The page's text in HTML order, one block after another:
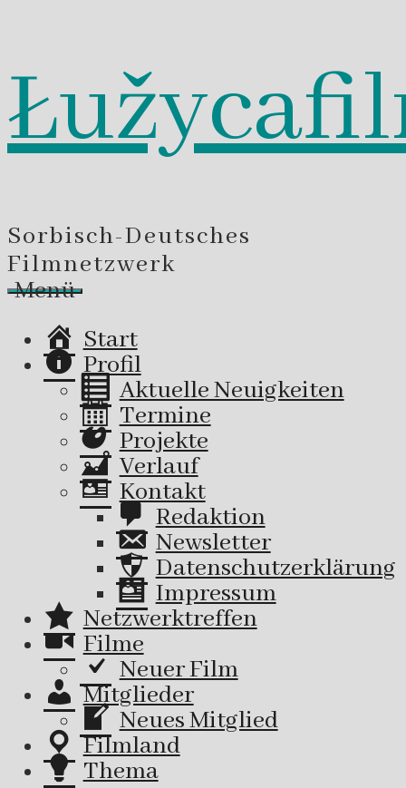
Zum
Inhalt
springen
Sorbisch-Deutsches
Filmnetzwerk
Menü
Start
Profil
Aktuelle Neuigkeiten
Termine
Projekte
Verlauf
Kontakt
Redaktion
Newsletter
Datenschutzerklärung
Impressum
Netzwerktreffen
Filme
Neuer Film
Mitglieder
Neues Mitglied
Filmland
Thema